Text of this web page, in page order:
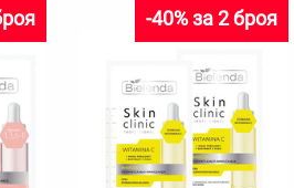
-40% за 2 броя